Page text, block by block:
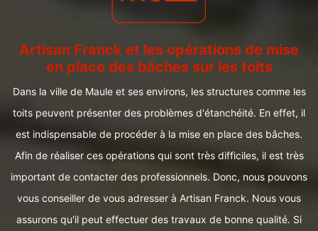
Artisan Franck et les opérations de mise
en place des bâches sur les toits
Dans la ville de Maule et ses environs, les structures comme les
toits peuvent présenter des problèmes d'étanchéité. En effet, il
est indispensable de procéder à la mise en place des bâches.
Afin de réaliser ces opérations qui sont très difficiles, il est très
important de contacter des professionnels. Donc, nous pouvons
vous conseiller de vous adresser à Artisan Franck. Nous vous
assurons qu'il peut effectuer des travaux de bonne qualité. Si